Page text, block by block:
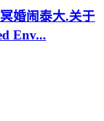
婚闹泰大.关于
Env...